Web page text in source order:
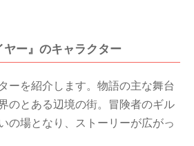
ヤー』のキャラクター
ーを紹介します。物語の主な舞台
のとある辺境の街。冒険者のギル
の場となり、ストーリーが広がっ